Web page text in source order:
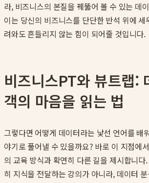
라, 비즈니스의 본질을 꿰뚫어 볼 수 있는 데
이는 당신의 비즈니스를 단단한 반석 위에 세
려와도 흔들리지 않는 힘이 되어줄 것입니다.
비즈니스PT와 뷰트랩:
객의 마음을 읽는 법
그렇다면 어떻게 데이터라는 낯선 언어를 배
야기로 풀어낼 수 있을까요? 바로 이 지점에서
의 교육 방식과 확연히 다른 길을 제시합니
히 지식을 전달하는 강의가 아니라, 데이터